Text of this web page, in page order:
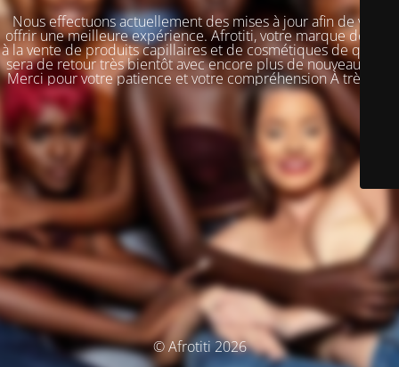
Nous effectuons actuellement des mises à jour afin de vous
offrir une meilleure expérience. Afrotiti, votre marque dédiée
à la vente de produits capillaires et de cosmétiques de qualité,
sera de retour très bientôt avec encore plus de nouveautés !!!
Merci pour votre patience et votre compréhension À très vite
© Afrotiti 2026